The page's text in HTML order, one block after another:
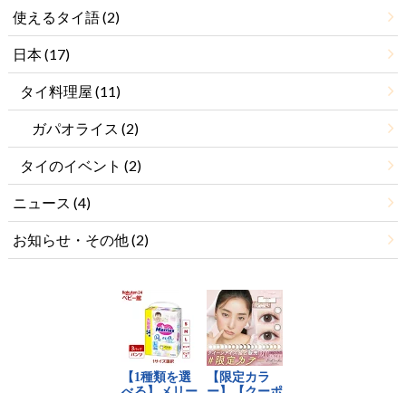
使えるタイ語(2)
日本(17)
タイ料理屋 (11)
ガパオライス (2)
タイのイベント (2)
ニュース (4)
お知らせ・その他(2)